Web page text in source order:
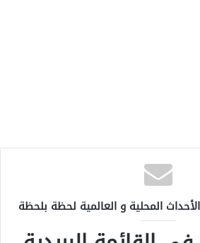
المحلية و العالمية لحظة بلحظة